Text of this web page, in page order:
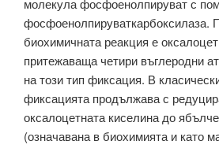
молекула фосфоенолпируват с
фосфоенолпируваткарбоксилаза.
биохимичната реакция е
притежаваща четири въглеродни
на този тип фиксация. В
фиксацията продължава с
оксалоцетната киселина до
(означавана в биохимията и като